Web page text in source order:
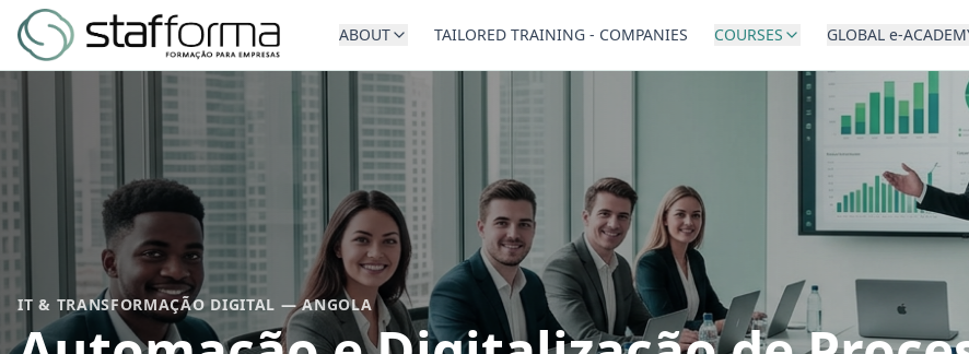
ABOUT TAILORED TRAINING - COMPANIES COURSES GLOBAL e-
IT & TRANSFORMAÇÃO DIGITAL — ANGOLA